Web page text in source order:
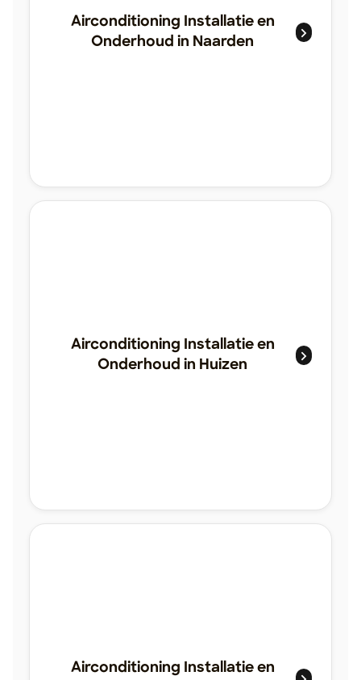
Airconditioning Installatie en
Onderhoud in Naarden
Airconditioning Installatie en
Onderhoud in Huizen
Airconditioning Installatie en